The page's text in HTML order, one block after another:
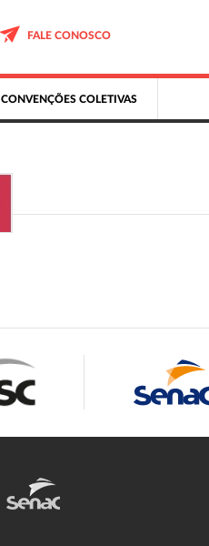
FALE CONOSCO
CONVENÇÕES COLETIVAS